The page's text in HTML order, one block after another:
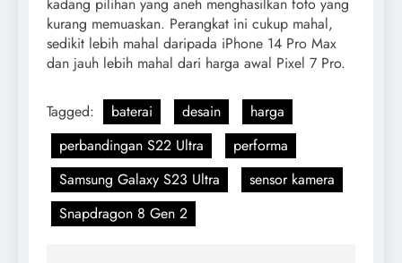
kadang pilihan yang aneh menghasilkan foto yang
kurang memuaskan. Perangkat ini cukup mahal,
sedikit lebih mahal daripada iPhone 14 Pro Max
dan jauh lebih mahal dari harga awal Pixel 7 Pro.
Tagged: baterai desain
harga
perbandingan S22 Ultra
performa
Samsung Galaxy S23 Ultra
sensor kamera
Snapdragon 8 Gen 2